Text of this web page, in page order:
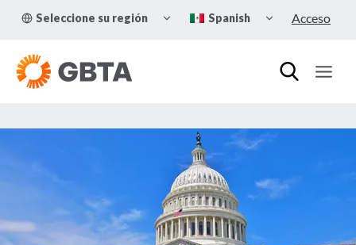
Seleccione su región
TOGGLE
CHILD
Spanish
CHILDAcceso